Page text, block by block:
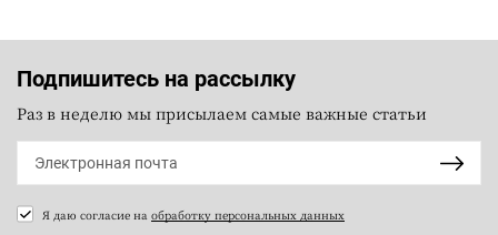
Подпишитесь на рассылку
Раз в неделю мы присылаем самые важные статьи
Я даю согласие на обработку персональных данных